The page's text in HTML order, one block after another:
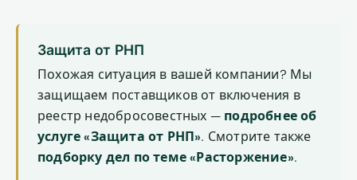
Защита от РНП
Похожая ситуация в вашей компании? Мы
защищаем поставщиков от включения в
реестр недобросовестных — подробнее об
услуге «Защита от РНП». Смотрите также
подборку дел по теме «Расторжение».